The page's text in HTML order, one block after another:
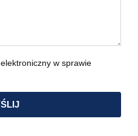
w sprawie